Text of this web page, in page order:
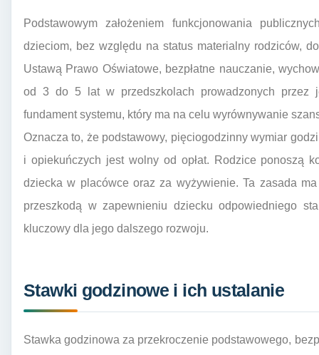
Podstawowym założeniem funkcjonowania
dzieciom, bez względu na status materialny rodziców,
Ustawą Prawo Oświatowe, bezpłatne nauczanie,
od 3 do 5 lat w przedszkolach prowadzonych przez
fundament systemu, który ma na celu wyrównywanie
Oznacza to, że podstawowy, pięciogodzinny wymiar
i opiekuńczych jest wolny od opłat. Rodzice ponoszą
dziecka w placówce oraz za wyżywienie. Ta zasada
przeszkodą w zapewnieniu dziecku odpowiedniego
kluczowy dla jego dalszego rozwoju.
Stawki godzinowe i ich ustalanie
Stawka godzinowa za przekroczenie podstawowego,